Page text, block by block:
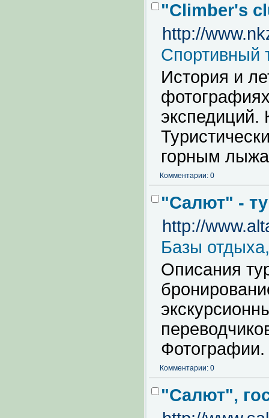
"Сlimber's
http://
Спортивный
История и
экспедиций.
горным
Комментарии: 0
"Салют" -
http://
Базы
Описания
Комментарии: 0
"Салют",